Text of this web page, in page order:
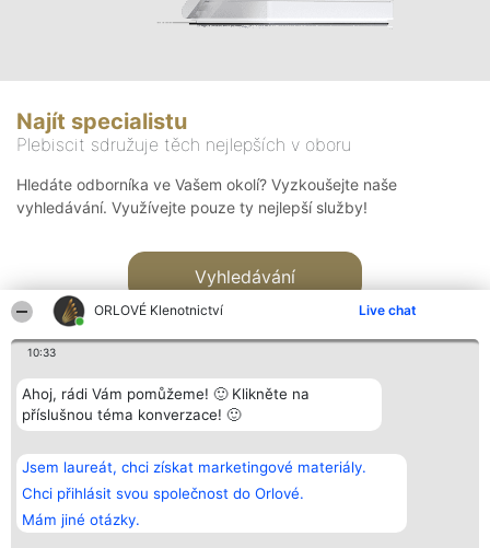
ORLOVÉ Klenotnictví Live chat
10:33
Ahoj, rádi Vám pomůžeme! 🙂 Klikněte na
příslušnou téma konverzace! 🙂
Jsem laureát, chci získat marketingové materiály.
Chci přihlásit svou společnost do Orlové.
Mám jiné otázky.
Najít specialistu
Plebiscit sdružuje těch nejlepších v oboru
Hledáte odborníka ve Vašem okolí? Vyzkoušejte naše
vyhledávání. Využívejte pouze ty nejlepší služby!
Vyhledávání
Bright Side Solutions sp. z o.
o. sp. k.
ul. Ruska 22
Wrocław 50-079
KRS 0000749100 | Regon
381313360 | NIP 8943132676
Vítězové
Seznam všech
laureátů
Zásady
Zásady
Kontakt